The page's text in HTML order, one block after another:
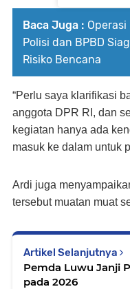
Baca Juga :
Polisi dan BPBD
Risiko Bencana
“Perlu saya klarifikasi
anggota DPR RI, dan
kegiatan hanya ada
masuk ke dalam untuk
Ardi juga
tersebut muatan muat
Artikel Selanjutnya
Pemda Luwu Janji
pada 2026